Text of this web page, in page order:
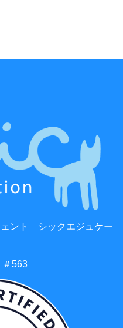
ェント シックエジュケー
＃563